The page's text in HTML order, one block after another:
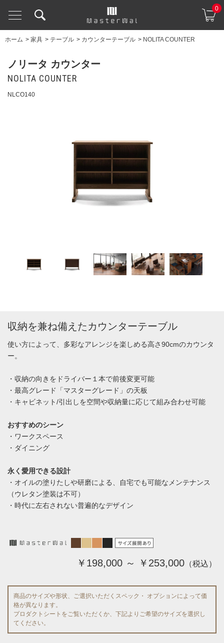
0
ホーム > 家具 > テーブル > カウンターテーブル > NOLITA COUNTER
ノリータ カウンター
NOLITA COUNTER
NLCO140
収納を兼ね備えたカウンターテーブル
使い方によって、多彩なアレンジを楽しめる高さ90cmのカウンタ
ー。
・収納の向きをドライバー１本で前後変更可能
・最高グレード「マスターグレード」の天板
・キャビネット/引出しを空間や収納量に応じて組み合わせ可能
おすすめのシーン
・ワークスペース
・ダイニング
永く愛用できる設計
・オイルの塗りたしや研磨による、自宅でも可能なメンテナンス
（ウレタン塗装は不可）
・時代に左右されない普遍的なデザイン
￥198,000 ～ ￥253,000 （税込）
商品のサイズや形状、ご選択いただくスペック・ オプションによって価
格が異なります。
プロダクトシートをご覧いただくか、下記よりご希望のサイズを選択し
てください。